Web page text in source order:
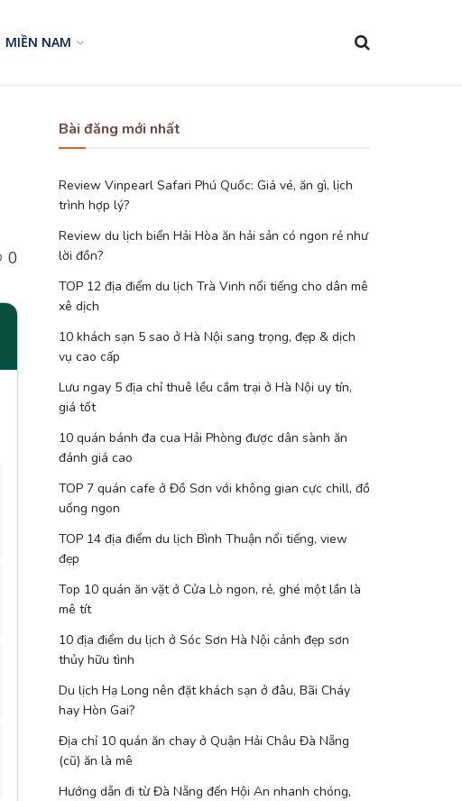
MIỀN NAM
0
Bài đăng mới nhất
Review Vinpearl Safari Phú Quốc: Giá vé, ăn gì, lịch
trình hợp lý?
Review du lịch biển Hải Hòa ăn hải sản có ngon rẻ như
lời đồn?
TOP 12 địa điểm du lịch Trà Vinh nổi tiếng cho dân mê
xê dịch
10 khách sạn 5 sao ở Hà Nội sang trọng, đẹp & dịch
vụ cao cấp
Lưu ngay 5 địa chỉ thuê lều cắm trại ở Hà Nội uy tín,
giá tốt
10 quán bánh đa cua Hải Phòng được dân sành ăn
đánh giá cao
TOP 7 quán cafe ở Đồ Sơn với không gian cực chill, đồ
uống ngon
TOP 14 địa điểm du lịch Bình Thuận nổi tiếng, view
đẹp
Top 10 quán ăn vặt ở Cửa Lò ngon, rẻ, ghé một lần là
mê tít
10 địa điểm du lịch ở Sóc Sơn Hà Nội cảnh đẹp sơn
thủy hữu tình
Du lịch Hạ Long nên đặt khách sạn ở đâu, Bãi Cháy
hay Hòn Gai?
Địa chỉ 10 quán ăn chay ở Quận Hải Châu Đà Nẵng
(cũ) ăn là mê
Hướng dẫn đi từ Đà Nẵng đến Hội An nhanh chóng,